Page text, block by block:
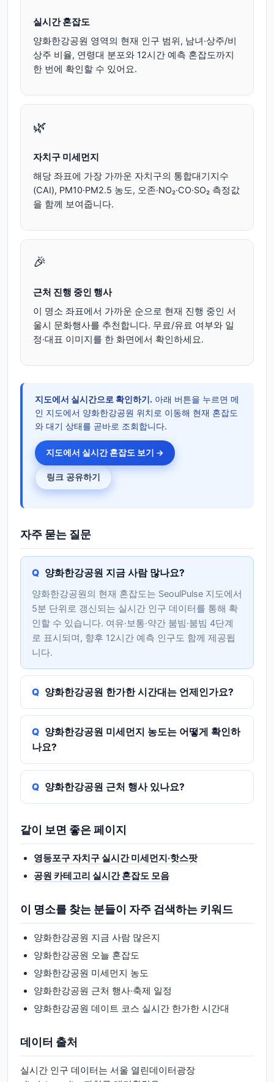
실시간 혼잡도
양화한강공원 영역의 현재 인구 범위, 남녀·상주/비
상주 비율, 연령대 분포와 12시간 예측 혼잡도까지
한 번에 확인할 수 있어요.
🌿
자치구 미세먼지
해당 좌표에 가장 가까운 자치구의 통합대기지수
(CAI), PM10·PM2.5 농도, 오존·NO₂·CO·SO₂ 측정값
을 함께 보여줍니다.
🎉
근처 진행 중인 행사
이 명소 좌표에서 가까운 순으로 현재 진행 중인 서
울시 문화행사를 추천합니다. 무료/유료 여부와 일
정·대표 이미지를 한 화면에서 확인하세요.
지도에서 실시간으로 확인하기. 아래 버튼을 누르면 메
인 지도에서 양화한강공원 위치로 이동해 현재 혼잡도
와 대기 상태를 곧바로 조회합니다.
지도에서 실시간 혼잡도 보기 →
링크 공유하기
자주 묻는 질문
양화한강공원 지금 사람 많나요?
양화한강공원의 현재 혼잡도는 SeoulPulse 지도에서
5분 단위로 갱신되는 실시간 인구 데이터를 통해 확
인할 수 있습니다. 여유·보통·약간 붐빔·붐빔 4단계
로 표시되며, 향후 12시간 예측 인구도 함께 제공됩
니다.
양화한강공원 한가한 시간대는 언제인가요?
양화한강공원 미세먼지 농도는 어떻게 확인하
나요?
양화한강공원 근처 행사 있나요?
같이 보면 좋은 페이지
영등포구 자치구 실시간 미세먼지·핫스팟
공원 카테고리 실시간 혼잡도 모음
이 명소를 찾는 분들이 자주 검색하는 키워드
양화한강공원 지금 사람 많은지
양화한강공원 오늘 혼잡도
양화한강공원 미세먼지 농도
양화한강공원 근처 행사·축제 일정
양화한강공원 데이트 코스 실시간 한가한 시간대
데이터 출처
실시간 인구 데이터는 서울 열린데이터광장